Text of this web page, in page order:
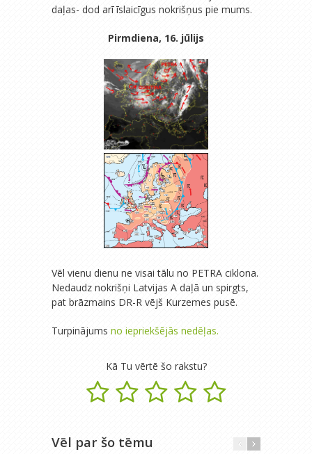
daļas- dod arī īslaicīgus nokrišņus pie mums.
Pirmdiena, 16. jūlijs
Vēl vienu dienu ne visai tālu no PETRA ciklona.
Nedaudz nokrišņi Latvijas A daļā un spirgts,
pat brāzmains DR-R vējš Kurzemes pusē.
Turpinājums no iepriekšējās nedēļas.
Kā Tu vērtē šo rakstu?
Vēl par šo tēmu